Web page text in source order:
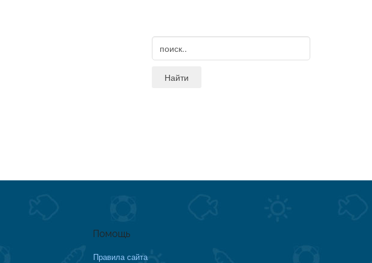
Помощь
Правила сайта